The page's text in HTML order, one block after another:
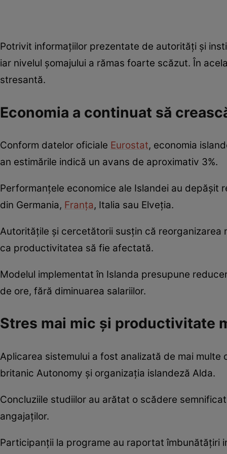
Potrivit informațiilor prezentate de autorități și
iar nivelul șomajului a rămas foarte scăzut. În
stresantă.
Economia a continuat să
Conform datelor oficiale Eurostat, economia
an estimările indică un avans de aproximativ 3%.
Performanțele economice ale Islandei au
din Germania, Franța, Italia sau Elveția.
Autoritățile și cercetătorii susțin că reorganizarea
ca productivitatea să fie afectată.
Modelul implementat în Islanda presupune
de ore, fără diminuarea salariilor.
Stres mai mic și productivitate
Aplicarea sistemului a fost analizată de mai
britanic Autonomy și organizația islandeză Alda.
Concluziile studiilor au arătat o scădere
angajaților.
Participanții la programe au raportat îmbunătățiri